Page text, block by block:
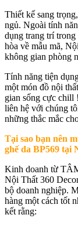
Thiết kế sang
ngủ. Ngoài tính
dụng trang trí
hòa về mẫu mã,
không gian phòng
Tính năng tiện
một món đồ nội
gian sống cực chill
liên hệ với chúng
những thắc mắc
Tại sao bạn nên
ghế da BP569 tại
Kinh doanh từ
Nội Thất 360
bộ doanh nghiệp.
hàng một cách tốt
kết rằng: